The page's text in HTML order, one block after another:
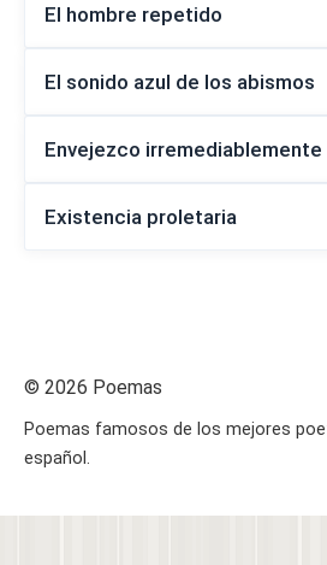
El hombre repetido
El sonido azul de los abismos
Envejezco irremediablemente
Existencia proletaria
© 2026 Poemas
Poemas famosos de los mejores
español.